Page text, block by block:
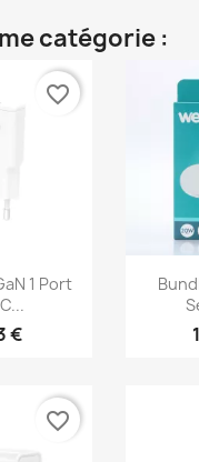
catégorie :
rapide
1 Port
€
favorite_border

favorite_border